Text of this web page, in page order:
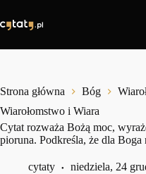
treści
Strona główna Bóg
Wiarołomstwo i Wiara
Cytat rozważa Bożą moc,
pioruna. Podkreśla, że dla
cytaty niedziela, 24